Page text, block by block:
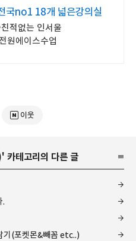
국no1 18개 넓은강의실
적없는 인서울
원에이스수업
이웃
' 카테고리의 다른 글
.
기(포켓몬&빼꼼 etc..)